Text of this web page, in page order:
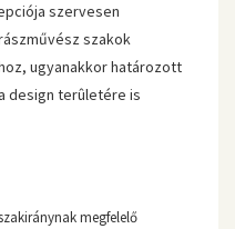
szervesen
szakok
ugyanakkor határozott
design terûletére is
megfelelő